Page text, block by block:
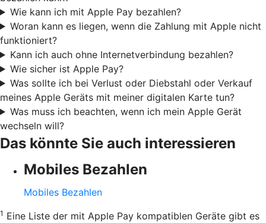
Wie kann ich mit Apple Pay bezahlen?
Woran kann es liegen, wenn die Zahlung mit Apple nicht
funktioniert?
Kann ich auch ohne Internetverbindung bezahlen?
Wie sicher ist Apple Pay?
Was sollte ich bei Verlust oder Diebstahl oder Verkauf
meines Apple Geräts mit meiner digitalen Karte tun?
Was muss ich beachten, wenn ich mein Apple Gerät
wechseln will?
Das könnte Sie auch interessieren
Mobiles Bezahlen
Mobiles Bezahlen
1 Eine Liste der mit Apple Pay kompatiblen Geräte gibt es